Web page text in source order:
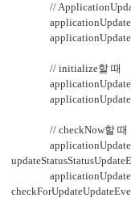
//
applicationUpdater =
// initialize할 때
// checkNow할 때